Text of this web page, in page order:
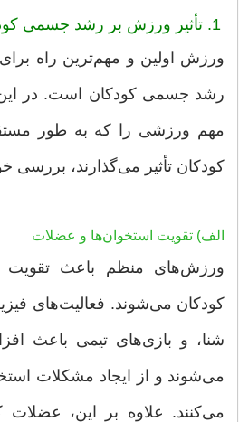
1. تأثیر ورزش بر رشد جسمی کودکان
ورزش اولین و مهم‌ترین راه
رشد جسمی کودکان است. در
مهم ورزشی را که به طور
کودکان تأثیر می‌گذارند، بررسی
الف) تقویت استخوان‌ها و عضلات
ورزش‌های منظم باعث تقویت
کودکان می‌شوند. فعالیت‌های
شنا، و بازی‌های تیمی باعث
می‌شوند و از ایجاد مشکلات
می‌کنند. علاوه بر این، عضلات